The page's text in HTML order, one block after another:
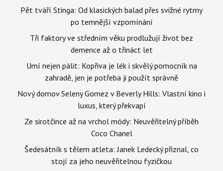
Pět tváří Stinga: Od klasických balad přes svižné rytmy
po temnější vzpomínání
Tři faktory ve středním věku prodlužují život bez
demence až o třináct let
Umí nejen pálit: Kopřiva je lék i skvělý pomocník na
zahradě, jen je potřeba ji použít správně
Nový domov Seleny Gomez v Beverly Hills: Vlastní kino i
luxus, který překvapí
Ze sirotčince až na vrchol módy: Neuvěřitelný příběh
Coco Chanel
Šedesátník s tělem atleta: Janek Ledecký přiznal, co
stojí za jeho neuvěřitelnou fyzičkou